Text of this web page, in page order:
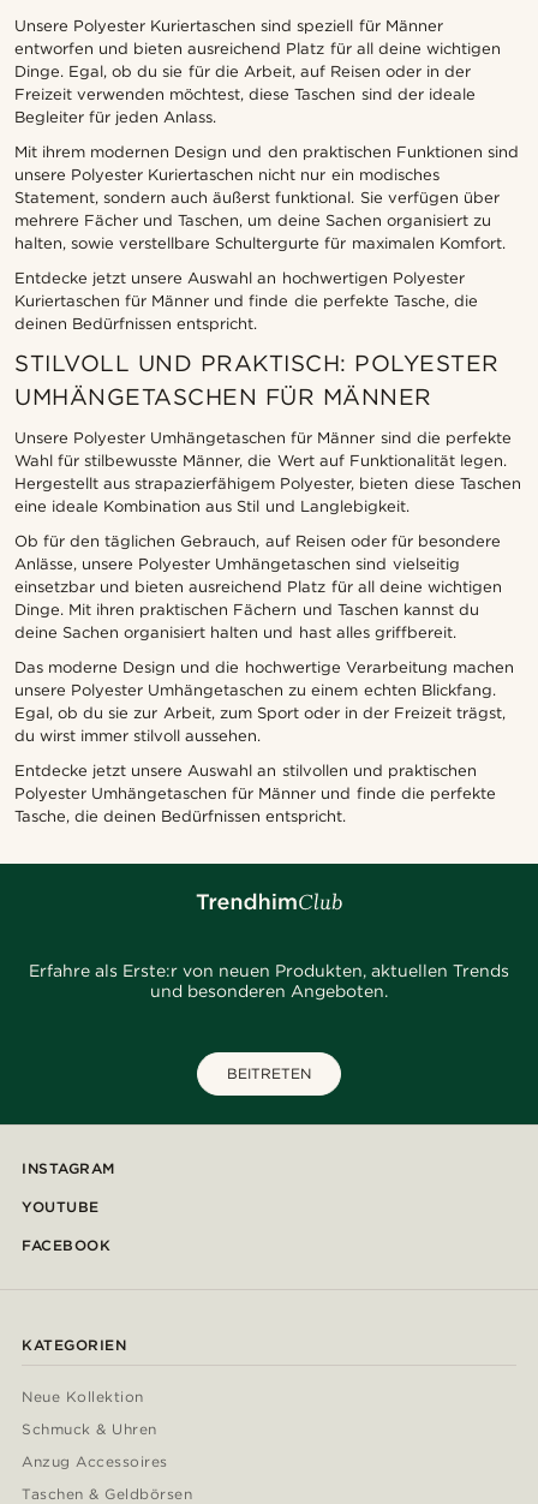
Unsere Polyester Kuriertaschen sind speziell für Männer
entworfen und bieten ausreichend Platz für all deine wichtigen
Dinge. Egal, ob du sie für die Arbeit, auf Reisen oder in der
Freizeit verwenden möchtest, diese Taschen sind der ideale
Begleiter für jeden Anlass.
Mit ihrem modernen Design und den praktischen Funktionen sind
unsere Polyester Kuriertaschen nicht nur ein modisches
Statement, sondern auch äußerst funktional. Sie verfügen über
mehrere Fächer und Taschen, um deine Sachen organisiert zu
halten, sowie verstellbare Schultergurte für maximalen Komfort.
Entdecke jetzt unsere Auswahl an hochwertigen Polyester
Kuriertaschen für Männer und finde die perfekte Tasche, die
deinen Bedürfnissen entspricht.
STILVOLL UND PRAKTISCH: POLYESTER
UMHÄNGETASCHEN FÜR MÄNNER
Unsere Polyester Umhängetaschen für Männer sind die perfekte
Wahl für stilbewusste Männer, die Wert auf Funktionalität legen.
Hergestellt aus strapazierfähigem Polyester, bieten diese Taschen
eine ideale Kombination aus Stil und Langlebigkeit.
Ob für den täglichen Gebrauch, auf Reisen oder für besondere
Anlässe, unsere Polyester Umhängetaschen sind vielseitig
einsetzbar und bieten ausreichend Platz für all deine wichtigen
Dinge. Mit ihren praktischen Fächern und Taschen kannst du
deine Sachen organisiert halten und hast alles griffbereit.
Das moderne Design und die hochwertige Verarbeitung machen
unsere Polyester Umhängetaschen zu einem echten Blickfang.
Egal, ob du sie zur Arbeit, zum Sport oder in der Freizeit trägst,
du wirst immer stilvoll aussehen.
Entdecke jetzt unsere Auswahl an stilvollen und praktischen
Polyester Umhängetaschen für Männer und finde die perfekte
Tasche, die deinen Bedürfnissen entspricht.
Erfahre als Erste:r von neuen Produkten, aktuellen Trends
und besonderen Angeboten.
BEITRETEN
INSTAGRAM
YOUTUBE
FACEBOOK
KATEGORIEN
Neue Kollektion
Schmuck & Uhren
Anzug Accessoires
Taschen & Geldbörsen